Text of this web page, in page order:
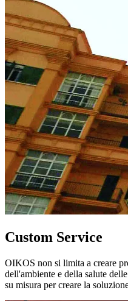
Custom Service
OIKOS non si limita a creare
dell'ambiente e della salute
su misura per creare la